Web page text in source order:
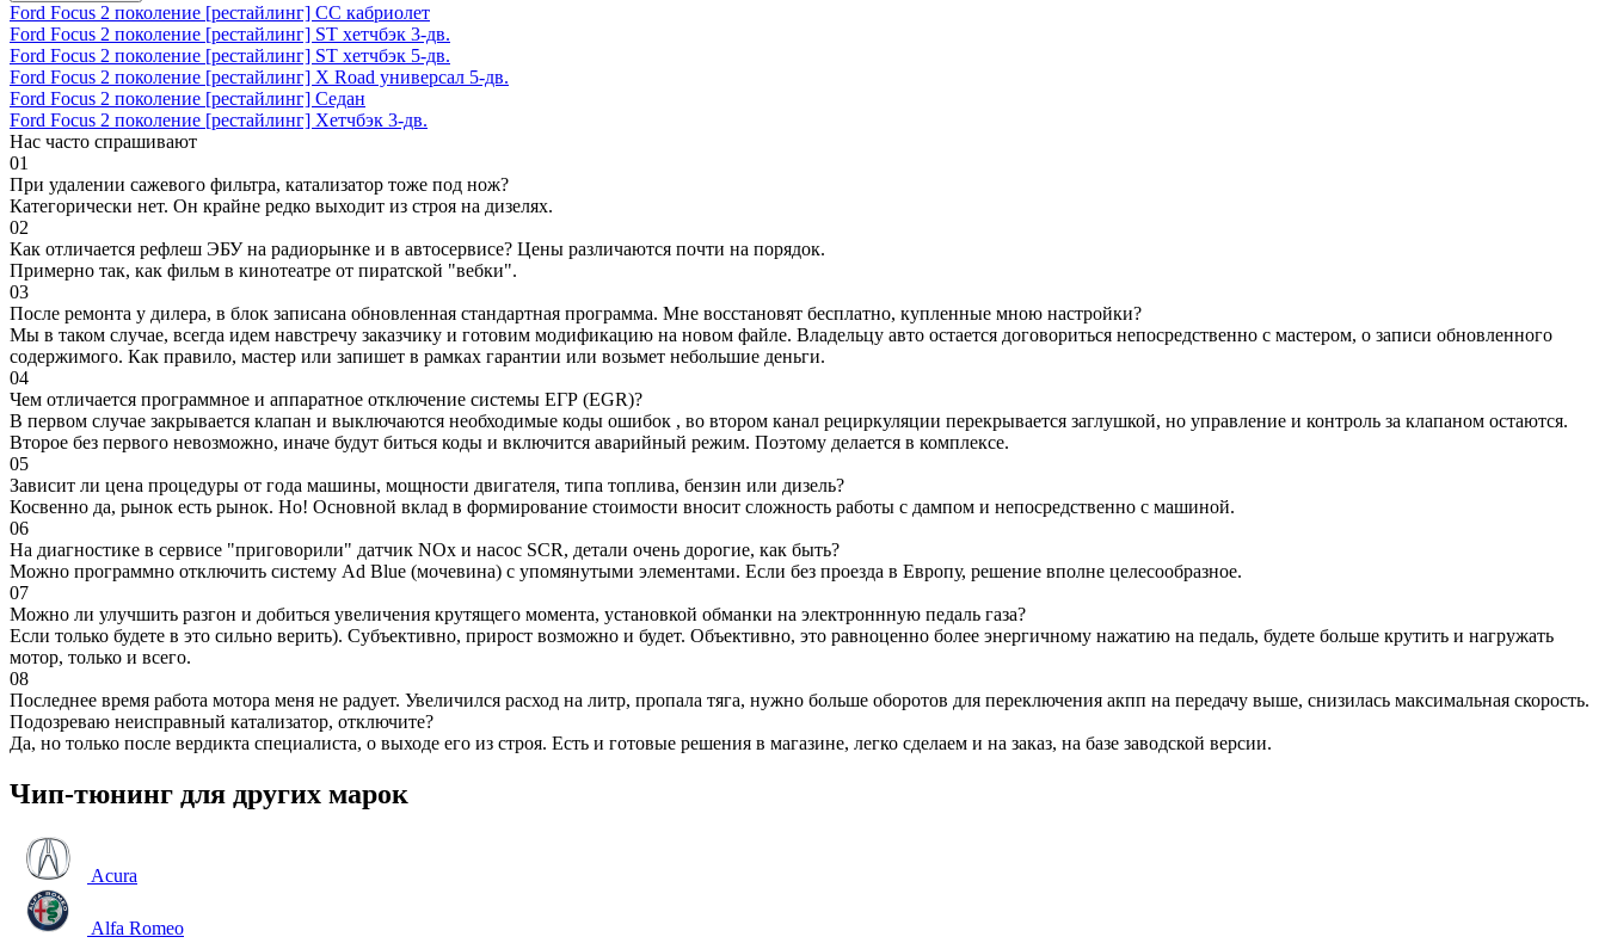
Ford Focus 2 поколение [рестайлинг] CC кабриолет
Ford Focus 2 поколение [рестайлинг] ST хетчбэк 3-дв.
Ford Focus 2 поколение [рестайлинг] ST хетчбэк 5-дв.
Ford Focus 2 поколение [рестайлинг] X Road универсал 5-дв.
Ford Focus 2 поколение [рестайлинг] Седан
Ford Focus 2 поколение [рестайлинг] Хетчбэк 3-дв.
Нас часто спрашивают
01
При удалении сажевого фильтра, катализатор тоже под нож?
Категорически нет. Он крайне редко выходит из строя на дизелях.
02
Как отличается рефлеш ЭБУ на радиорынке и в автосервисе? Цены различаются почти на порядок.
Примерно так, как фильм в кинотеатре от пиратской "вебки".
03
После ремонта у дилера, в блок записана обновленная стандартная программа. Мне восстановят бесплатно, купленные мною настройки?
Мы в таком случае, всегда идем навстречу заказчику и готовим модификацию на новом файле. Владельцу авто остается договориться непосредственно с мастером, о записи обновленного
содержимого. Как правило, мастер или запишет в рамках гарантии или возьмет небольшие деньги.
04
Чем отличается программное и аппаратное отключение системы ЕГР (EGR)?
В первом случае закрывается клапан и выключаются необходимые коды ошибок , во втором канал рециркуляции перекрывается заглушкой, но управление и контроль за клапаном остаются.
Второе без первого невозможно, иначе будут биться коды и включится аварийный режим. Поэтому делается в комплексе.
05
Зависит ли цена процедуры от года машины, мощности двигателя, типа топлива, бензин или дизель?
Косвенно да, рынок есть рынок. Но! Основной вклад в формирование стоимости вносит сложность работы с дампом и непосредственно с машиной.
06
На диагностике в сервисе "приговорили" датчик NOx и насос SCR, детали очень дорогие, как быть?
Можно программно отключить систему Ad Blue (мочевина) с упомянутыми элементами. Если без проезда в Европу, решение вполне целесообразное.
07
Можно ли улучшить разгон и добиться увеличения крутящего момента, установкой обманки на электроннную педаль газа?
Если только будете в это сильно верить). Субъективно, прирост возможно и будет. Объективно, это равноценно более энергичному нажатию на педаль, будете больше крутить и нагружать
мотор, только и всего.
08
Последнее время работа мотора меня не радует. Увеличился расход на литр, пропала тяга, нужно больше оборотов для переключения акпп на передачу выше, снизилась максимальная скорость.
Подозреваю неисправный катализатор, отключите?
Да, но только после вердикта специалиста, о выходе его из строя. Есть и готовые решения в магазине, легко сделаем и на заказ, на базе заводской версии.
Чип-тюнинг для других марок
Acura
Alfa Romeo